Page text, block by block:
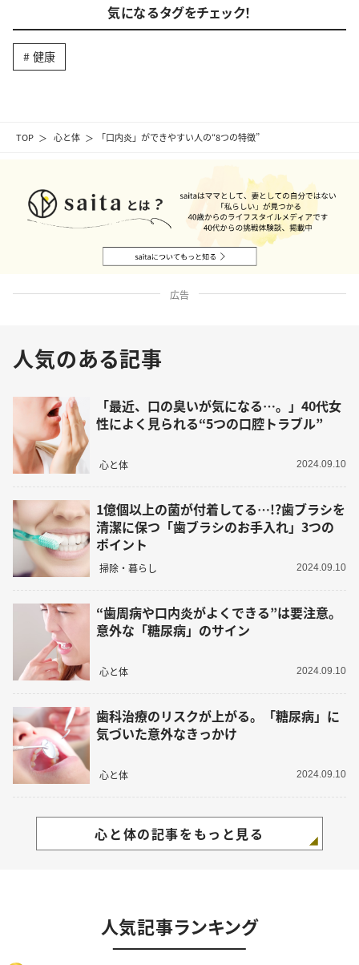
TOP 心と体 「口内炎」ができやすい人の“8つの特徴”
気になるタグをチェック！
健康
広告
人気のある記事
「最近、口の臭いが気になる…。」40代女
性によく見られる“5つの口腔トラブル”
心と体 2024.09.10
1億個以上の菌が付着してる…!?歯ブラシを
清潔に保つ「歯ブラシのお手入れ」3つの
ポイント
掃除・暮らし 2024.09.10
“歯周病や口内炎がよくできる”は要注意。
意外な「糖尿病」のサイン
心と体 2024.09.10
歯科治療のリスクが上がる。「糖尿病」に
気づいた意外なきっかけ
心と体 2024.09.10
心と体の記事をもっと見る
人気記事ランキング